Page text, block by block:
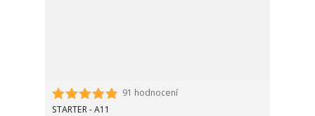
91 hodnocení
STARTER - A11